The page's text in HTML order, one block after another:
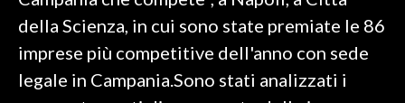
SPETTACOLI
GOSSIP
della Scienza, in cui sono state premiate le 86
imprese più competitive dell'anno con sede
legale in Campania.Sono stati analizzati i